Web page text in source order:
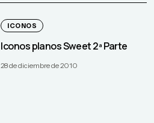
ICONOS
Iconos planos Sweet 2ª Parte
28 de diciembre de 2010